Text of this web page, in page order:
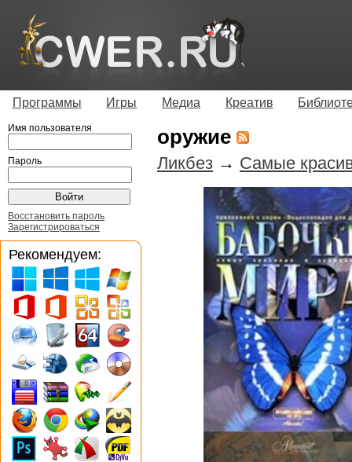
Программы Игры Медиа Креатив
оружие
Ликбез → Самые
Имя пользователя
Пароль
Восстановить пароль
Зарегистрироваться
Рекомендуем: